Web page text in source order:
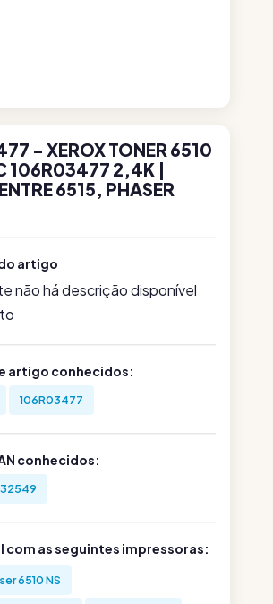
- XEROX TONER 6510
106R03477 2,4K |
6515, PHASER
artigo
não há descrição disponível
artigo conhecidos:
106R03477
conhecidos:
com as seguintes impressoras:
6510 NS